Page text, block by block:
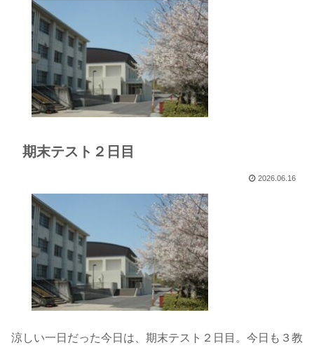
期末テスト２日目
2026.06.16
涼しい一日だった今日は、期末テスト２日目。今日も３教